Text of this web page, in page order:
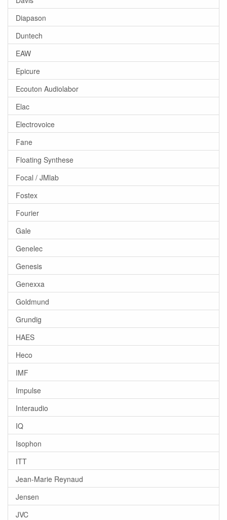
Diapason
Duntech
EAW
Epicure
Ecouton Audiolabor
Elac
Electrovoice
Fane
Floating Synthese
Focal / JMlab
Fostex
Fourier
Gale
Genelec
Genesis
Genexxa
Goldmund
Grundig
HAES
Heco
IMF
Impulse
Interaudio
IQ
Isophon
ITT
Jean-Marie Reynaud
Jensen
JVC